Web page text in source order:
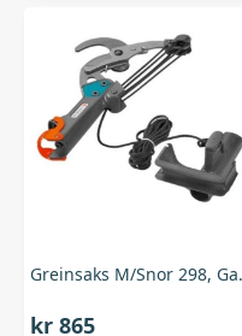
kr 935.
kr 695.
kr 865